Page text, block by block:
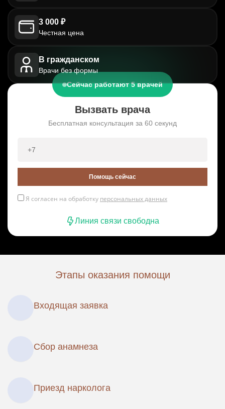
3 000 ₽
Честная цена
В гражданском
Врачи без формы
Сейчас работают 5 врачей
Вызвать врача
Бесплатная консультация за 60 секунд
Помощь сейчас
Я согласен на обработку персональных данных
Линия связи свободна
Этапы оказания помощи
Входящая заявка
Сбор анамнеза
Приезд нарколога